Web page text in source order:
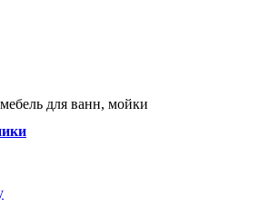
для ванн, мойки